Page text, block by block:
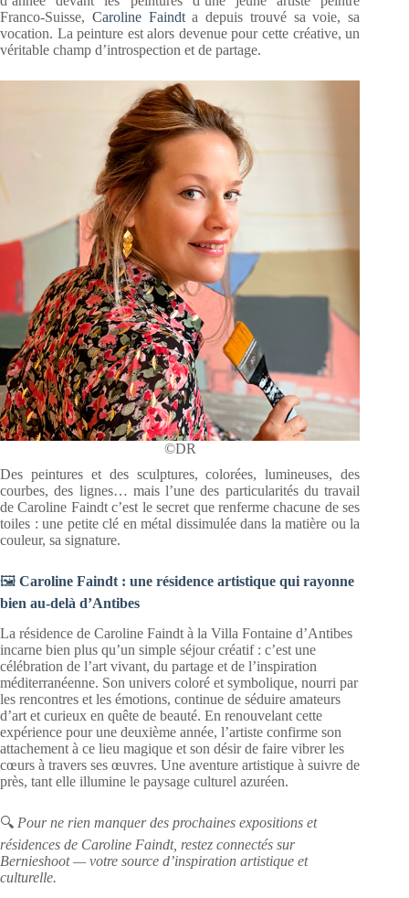
Franco-Suisse, Caroline Faindta depuis trouvé sa voie, sa
vocation. La peinture est alors devenue pour cette créative, un
véritable champ d’introspection et de partage.
©DR
Des peintures et des sculptures, colorées, lumineuses, des
courbes, des lignes… mais l’une des particularités du travail
de Caroline Faindt c’est le secret que renferme chacune de ses
toiles : une petite clé en métal dissimulée dans la matière ou la
couleur, sa signature.
🖼️ Caroline Faindt : une résidence artistique qui rayonne
bien au-delà d’Antibes
La résidence de Caroline Faindt à la Villa Fontaine d’Antibes
incarne bien plus qu’un simple séjour créatif : c’est une
célébration de l’art vivant, du partage et de l’inspiration
méditerranéenne. Son univers coloré et symbolique, nourri par
les rencontres et les émotions, continue de séduire amateurs
d’art et curieux en quête de beauté. En renouvelant cette
expérience pour une deuxième année, l’artiste confirme son
attachement à ce lieu magique et son désir de faire vibrer les
cœurs à travers ses œuvres. Une aventure artistique à suivre de
près, tant elle illumine le paysage culturel azuréen.
🔍 Pour ne rien manquer des prochaines expositions et
résidences de Caroline Faindt, restez connectés sur
Bernieshoot — votre source d’inspiration artistique et
culturelle.